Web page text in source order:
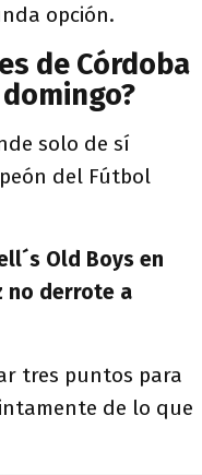
opción.
de Córdoba
solo de sí
del Fútbol
Old Boys en
no derrote a
tres puntos para
de lo que